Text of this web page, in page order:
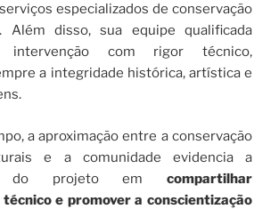
especializados de conservação
Além disso, sua equipe qualificada
intervenção com rigor técnico,
a integridade histórica, artística e
a aproximação entre a conservação
e a comunidade evidencia a
do projeto em compartilhar
e promover a conscientização